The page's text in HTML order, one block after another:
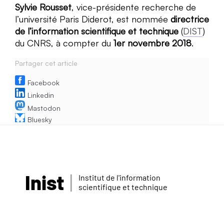
Sylvie Rousset, vice-présidente recherche de
l’université Paris Diderot, est nommée directrice
de l’information scientifique et technique (DIST)
du CNRS, à compter du 1er novembre 2018.
Partager cet article
Facebook
Linkedin
Mastodon
Bluesky
Inist
Institut de l'information
scientifique et technique